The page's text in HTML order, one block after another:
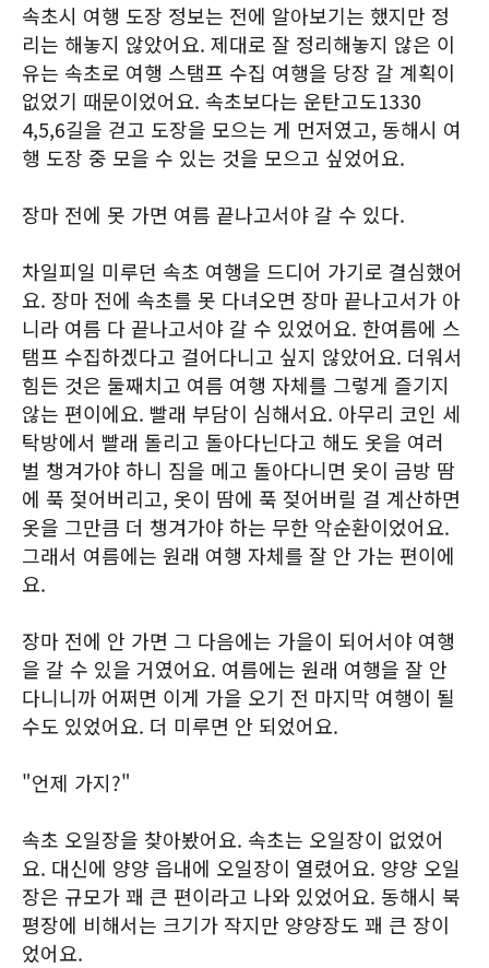
속초시 여행 도장 정보는 전에 알아보기는 했지만 정
리는 해놓지 않았어요. 제대로 잘 정리해놓지 않은 이
유는 속초로 여행 스탬프 수집 여행을 당장 갈 계획이
없었기 때문이었어요. 속초보다는 운탄고도1330
4,5,6길을 걷고 도장을 모으는 게 먼저였고, 동해시 여
행 도장 중 모을 수 있는 것을 모으고 싶었어요.
장마 전에 못 가면 여름 끝나고서야 갈 수 있다.
차일피일 미루던 속초 여행을 드디어 가기로 결심했어
요. 장마 전에 속초를 못 다녀오면 장마 끝나고서가 아
니라 여름 다 끝나고서야 갈 수 있었어요. 한여름에 스
탬프 수집하겠다고 걸어다니고 싶지 않았어요. 더워서
힘든 것은 둘째치고 여름 여행 자체를 그렇게 즐기지
않는 편이에요. 빨래 부담이 심해서요. 아무리 코인 세
탁방에서 빨래 돌리고 돌아다닌다고 해도 옷을 여러
벌 챙겨가야 하니 짐을 메고 돌아다니면 옷이 금방 땀
에 푹 젖어버리고, 옷이 땀에 푹 젖어버릴 걸 계산하면
옷을 그만큼 더 챙겨가야 하는 무한 악순환이었어요.
그래서 여름에는 원래 여행 자체를 잘 안 가는 편이에
요.
장마 전에 안 가면 그 다음에는 가을이 되어서야 여행
을 갈 수 있을 거였어요. 여름에는 원래 여행을 잘 안
다니니까 어쩌면 이게 가을 오기 전 마지막 여행이 될
수도 있었어요. 더 미루면 안 되었어요.
"언제 가지?"
속초 오일장을 찾아봤어요. 속초는 오일장이 없었어
요. 대신에 양양 읍내에 오일장이 열렸어요. 양양 오일
장은 규모가 꽤 큰 편이라고 나와 있었어요. 동해시 북
평장에 비해서는 크기가 작지만 양양장도 꽤 큰 장이
었어요.